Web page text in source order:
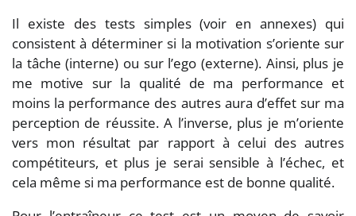
Il existe des tests simples (voir en annexes) qui
consistent à déterminer si la motivation s’oriente sur
la tâche (interne) ou sur l’ego (externe). Ainsi, plus je
me motive sur la qualité de ma performance et
moins la performance des autres aura d’effet sur ma
perception de réussite. A l’inverse, plus je m’oriente
vers mon résultat par rapport à celui des autres
compétiteurs, et plus je serai sensible à l’échec, et
cela même si ma performance est de bonne qualité.